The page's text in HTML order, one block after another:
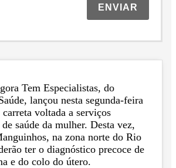
ENVIAR
Tem Especialistas, do
lançou nesta segunda-feira
voltada a serviços
saúde da mulher. Desta vez,
na zona norte do Rio
ter o diagnóstico precoce de
e do colo do útero.